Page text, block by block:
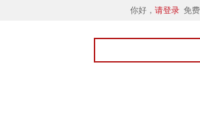
你好， 请登录 免